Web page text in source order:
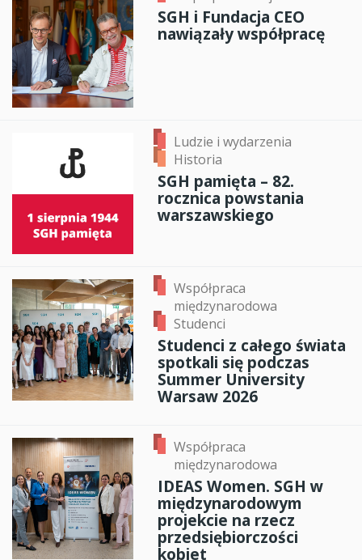
SGH i Fundacja CEO
nawiązały współpracę
Ludzie i wydarzenia
Historia
SGH pamięta – 82.
rocznica powstania
warszawskiego
Współpraca
międzynarodowa
Studenci
Studenci z całego świata
spotkali się podczas
Summer University
Warsaw 2026
Współpraca
międzynarodowa
IDEAS Women. SGH w
międzynarodowym
projekcie na rzecz
przedsiębiorczości
kobiet